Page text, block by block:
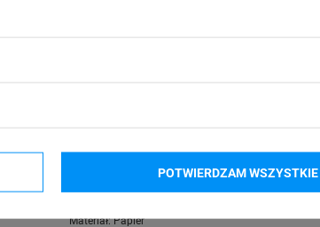
50 mm 1000 szt. / gilza fi40
Materiał: Papier
POTWIERDZAM WSZYSTKIE